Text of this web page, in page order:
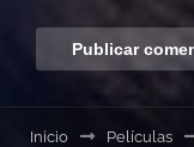
Inicio Películas